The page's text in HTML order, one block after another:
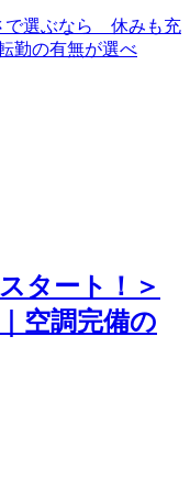
タート！＞
空調完備の